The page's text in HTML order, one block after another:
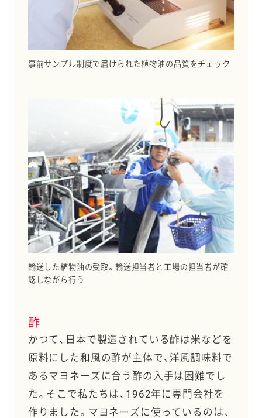
事前サンプル制度で届けられた植物油の品質をチェック
輸送した植物油の受取。輸送担当者と工場の担当者が確
認しながら行う
酢
かつて、日本で製造されている酢は米などを
原料にした和風の酢が主体で、洋風調味料で
あるマヨネーズに合う酢の入手は困難でし
た。そこで私たちは、1962年に専門会社を
作りました。マヨネーズに使っているのは、